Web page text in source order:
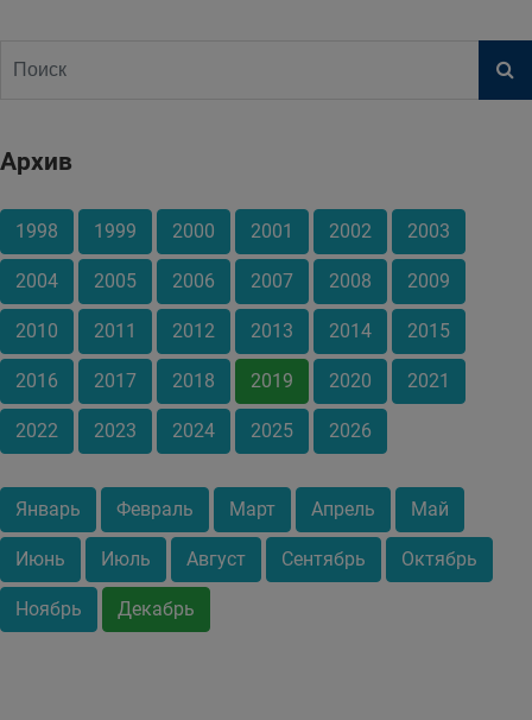
Архив
1998 1999 2000 2001 2002 2003
2004 2005 2006 2007 2008 2009
2010 2011 2012 2013 2014 2015
2016 2017 2018 2019 2020 2021
2022 2023 2024 2025 2026
Январь Февраль Март Апрель Май
Июнь Июль Август Сентябрь Октябрь
Ноябрь Декабрь